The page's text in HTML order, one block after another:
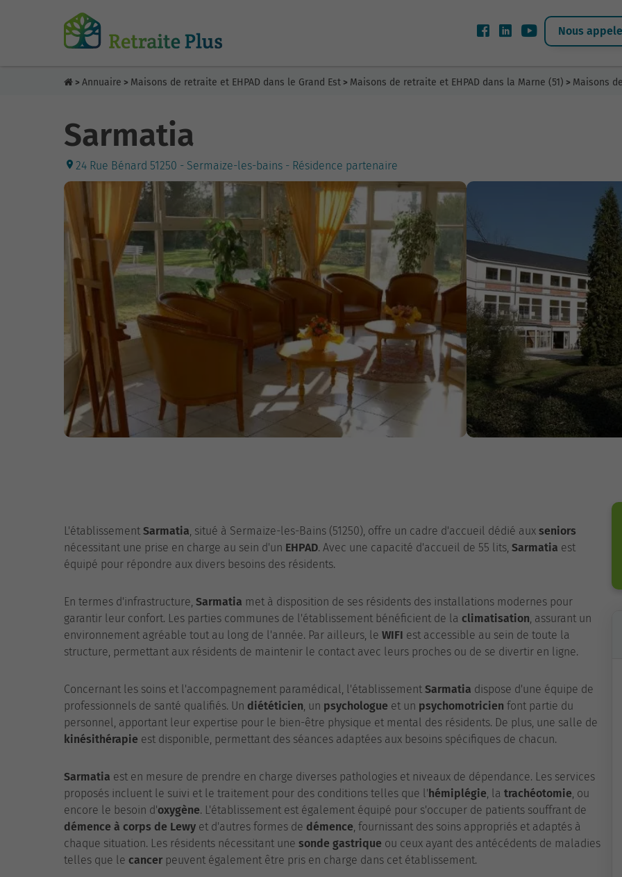
Nous
> Annuaire > Maisons de retraite et EHPAD dans le Grand Est > Maisons de retraite et EHPAD dans la Marne (51) > Maisons
Sarmatia
24 Rue Bénard 51250 - Sermaize-les-bains - Résidence partenaire
L'établissement Sarmatia, situé à Sermaize-les-Bains (51250), offre un cadre d'accueil dédié aux seniors
nécessitant une prise en charge au sein d'un EHPAD. Avec une capacité d'accueil de 55 lits, Sarmatia est
équipé pour répondre aux divers besoins des résidents.
En termes d'infrastructure, Sarmatia met à disposition de ses résidents des installations modernes pour
garantir leur confort. Les parties communes de l'établissement bénéficient de la climatisation, assurant un
environnement agréable tout au long de l'année. Par ailleurs, le WIFI est accessible au sein de toute la
structure, permettant aux résidents de maintenir le contact avec leurs proches ou de se divertir en ligne.
Concernant les soins et l'accompagnement paramédical, l'établissement Sarmatia dispose d'une équipe de
professionnels de santé qualifiés. Un diététicien, un psychologue et un psychomotricien font partie du
personnel, apportant leur expertise pour le bien-être physique et mental des résidents. De plus, une salle de
kinésithérapie est disponible, permettant des séances adaptées aux besoins spécifiques de chacun.
Sarmatia est en mesure de prendre en charge diverses pathologies et niveaux de dépendance. Les services
proposés incluent le suivi et le traitement pour des conditions telles que l'hémiplégie, la trachéotomie, ou
encore le besoin d'oxygène. L'établissement est également équipé pour s'occuper de patients souffrant de
démence à corps de Lewy et d'autres formes de démence, fournissant des soins appropriés et adaptés à
chaque situation. Les résidents nécessitant une sonde gastrique ou ceux ayant des antécédents de maladies
telles que le cancer peuvent également être pris en charge dans cet établissement.